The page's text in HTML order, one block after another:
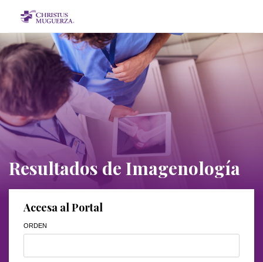
Resultados de Imagenología
Accesa al Portal
ORDEN